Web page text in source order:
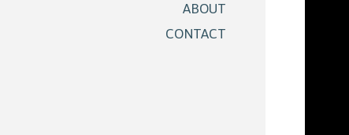
ABOUT
CONTACT